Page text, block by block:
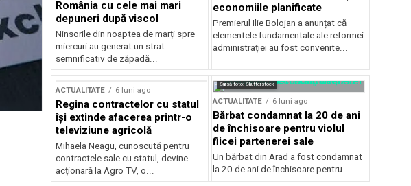
România cu cele mai mari
depuneri după viscol
Ninsorile din noaptea de marți spre
miercuri au generat un strat
semnificativ de zăpadă...
economiile planificate
Premierul Ilie Bolojan a anunțat că
elementele fundamentale ale reformei
administrației au fost convenite...
ACTUALITATE 6 luni ago
Regina contractelor cu statul
își extinde afacerea printr-o
televiziune agricolă
Mihaela Neagu, cunoscută pentru
contractele sale cu statul, devine
acționară la Agro TV, o...
Sursă foto: Shutterstock
ACTUALITATE 6 luni ago
Bărbat condamnat la 20 de ani
de închisoare pentru violul
fiicei partenerei sale
Un bărbat din Arad a fost condamnat
la 20 de ani de închisoare pentru...